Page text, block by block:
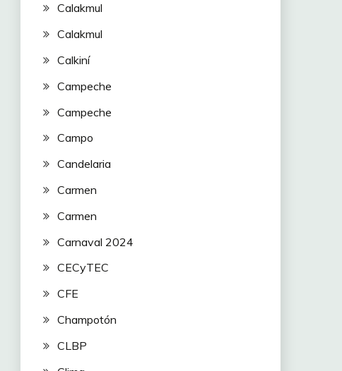
Calakmul
Calakmul
Calkiní
Campeche
Campeche
Campo
Candelaria
Carmen
Carmen
Carnaval 2024
CECyTEC
CFE
Champotón
CLBP